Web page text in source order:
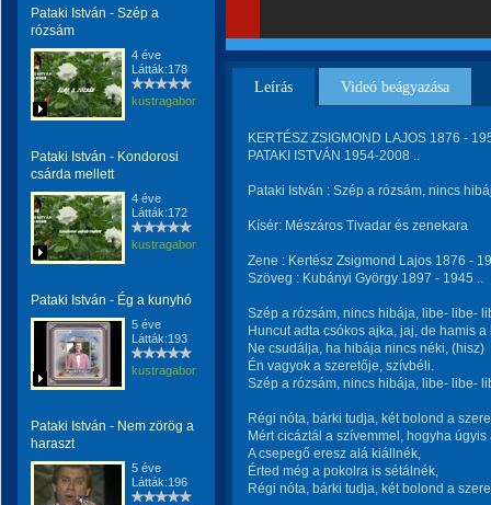
Pataki István - Szép a
rózsám
4 éve
Látták:178
kustragabor
Pataki István - Kondorosi
csárda mellett
4 éve
Látták:172
kustragabor
Pataki István - Ég a kunyhó
5 éve
Látták:193
kustragabor
Pataki István - Nem zörög a
haraszt
5 éve
Látták:196
Leírás Videó beágyazása
KERTÉSZ ZSIGMOND LAJOS 1876 -
PATAKI ISTVÁN 1954-2008 ..
Pataki István : Szép a rózsám, nincs
Kísér: Mészáros Tivadar és zenekara
Zene : Kertész Zsigmond Lajos 1876 -
Szöveg : Kubányi György 1897 - 1945 ..
Szép a rózsám, nincs hibája, libe- libe-
Huncut adta csókos ajka, jaj, de hamis
Ne csudálja, ha hibája nincs néki, (hisz)
Én vagyok a szeretője, szívbéli.
Szép a rózsám, nincs hibája, libe- libe-
Régi nóta, bárki tudja, két bolond a
Mért cicáztál a szívemmel, hogyha
A csepegő eresz alá kiállnék,
Érted még a pokolra is sétálnék,
Régi nóta, bárki tudja, két bolond a